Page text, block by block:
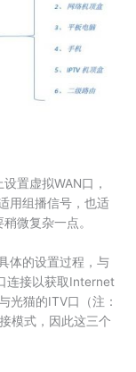
置虚拟WAN口，
用组播信号，也适
微复杂一点。
体的设置过程，与
连接以获取Internet
光猫的ITV口（注：
模式，因此这三个